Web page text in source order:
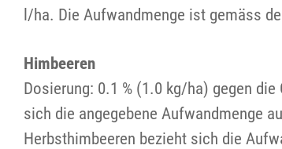
l/ha. Die Aufwandmenge ist gemäss
Himbeeren
Dosierung: 0.1 % (1.0 kg/ha) gegen
sich die angegebene Aufwandmenge
Herbsthimbeeren bezieht sich die